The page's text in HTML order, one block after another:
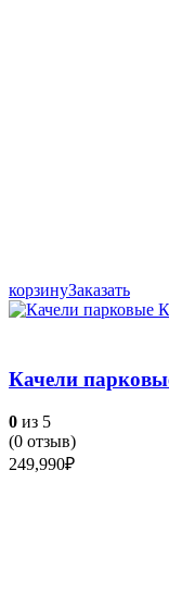
корзинуЗаказать
Качели
0 из 5
(0 отзыв)
249,990₽